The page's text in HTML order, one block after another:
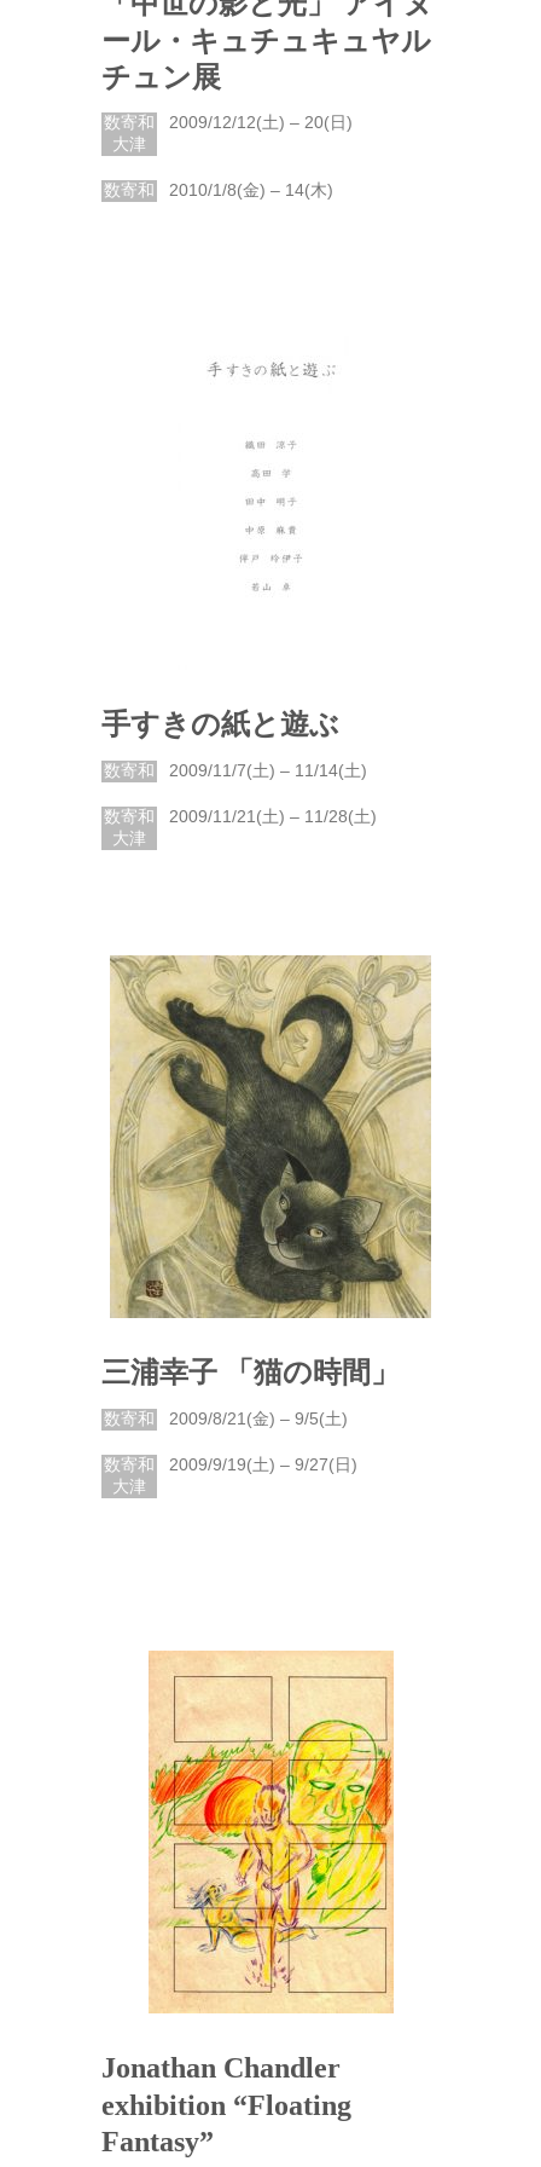
ール・キュチュキュヤル
チュン展
数寄和
大津
2009/12/12(土) – 20(日)
数寄和 2010/1/8(金) – 14(木)
手すきの紙と遊ぶ
数寄和 2009/11/7(土) – 11/14(土)
数寄和
大津
2009/11/21(土) – 11/28(土)
三浦幸子 「猫の時間」
数寄和 2009/8/21(金) – 9/5(土)
数寄和
大津
2009/9/19(土) – 9/27(日)
Jonathan Chandler
exhibition “Floating
Fantasy”